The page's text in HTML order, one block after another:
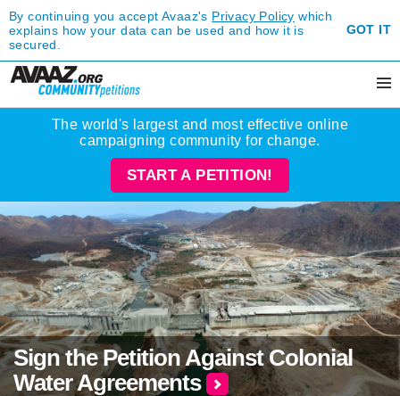
By continuing you accept Avaaz's Privacy Policy which
explains how your data can be used and how it is
secured.
GOT IT
The world's largest and most effective online
campaigning community for change.
START A PETITION!
Sign the Petition Against Colonial
Water Agreements